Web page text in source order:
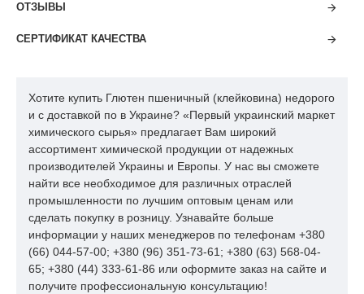
протеинов и аминокислот, до 10% воды, 5–10% углеводов, а
расширяется, приобретая пластичную волокнистую
консистенцию. Её способность увеличиваться в объёме в
1,5–2 раза делает клейковину идеальным ингредиентом для
изготовления хлебобулочных изделий.
Пшеничный глютен сохраняет свои характеристики при
температуре до +120°. Он хорошо переносит термическую
обработку при выпечке, обжарке или обработке паром. Это
обеспечивает стабильность и однородность изделий из муки.
Важно отметить, что применение глютена несколько
ограничено рядом аутоиммунных реакций на белок в зернах
ОТЗЫВЫ
СЕРТИФИКАТ КАЧЕСТВА
Хотите купить Глютен пшеничный (клейковина) недорого
и с доставкой по в Украине? «Первый украинский маркет
химического сырья» предлагает Вам широкий
ассортимент химической продукции от надежных
производителей Украины и Европы. У нас вы сможете
найти все необходимое для различных отраслей
промышленности по лучшим оптовым ценам или
сделать покупку в розницу. Узнавайте больше
информации у наших менеджеров по телефонам +380
(66) 044-57-00; +380 (96) 351-73-61; +380 (63) 568-04-
65; +380 (44) 333-61-86 или оформите заказ на сайте и
получите профессиональную консультацию!